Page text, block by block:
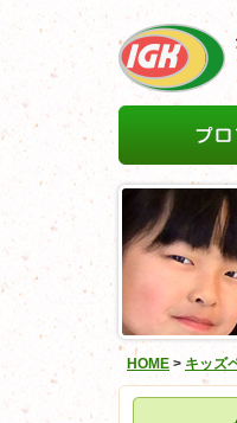
HOME > キッズ